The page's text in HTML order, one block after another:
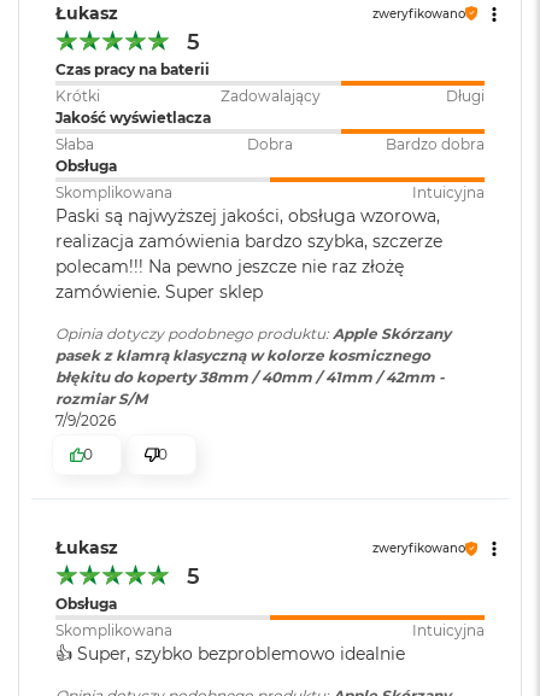
ł
u
g
k
o
l
o
r
u
a
c
B
o
k
A
i
r
t
n
y
M
a
c
Łukasz zweryfikowano
5
Czas pracy na baterii
Krótki
Zadowalający
Długi
Jakość wyświetlacza
Słaba
Dobra
Bardzo dobra
Obsługa
Skomplikowana
Intuicyjna
Paski są najwyższej jakości, obsługa wzorowa,
realizacja zamówienia bardzo szybka, szczerze
polecam!!! Na pewno jeszcze nie raz złożę
zamówienie. Super sklep
Opinia dotyczy podobnego produktu: Apple Skórzany
pasek z klamrą klasyczną w kolorze kosmicznego
błękitu do koperty 38mm / 40mm / 41mm / 42mm -
rozmiar S/M
7/9/2026
0
0
Łukasz zweryfikowano
5
Obsługa
Skomplikowana
Intuicyjna
👍️ Super, szybko bezproblemowo idealnie